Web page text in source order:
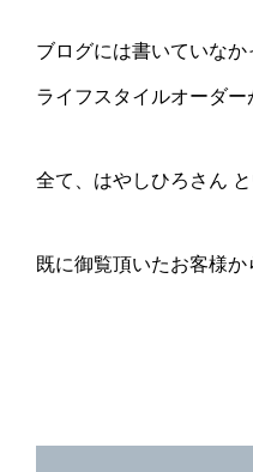
ブログには書いていな
ライフスタイルオーダ
全て、はやしひろさん
既に御覧頂いたお客様